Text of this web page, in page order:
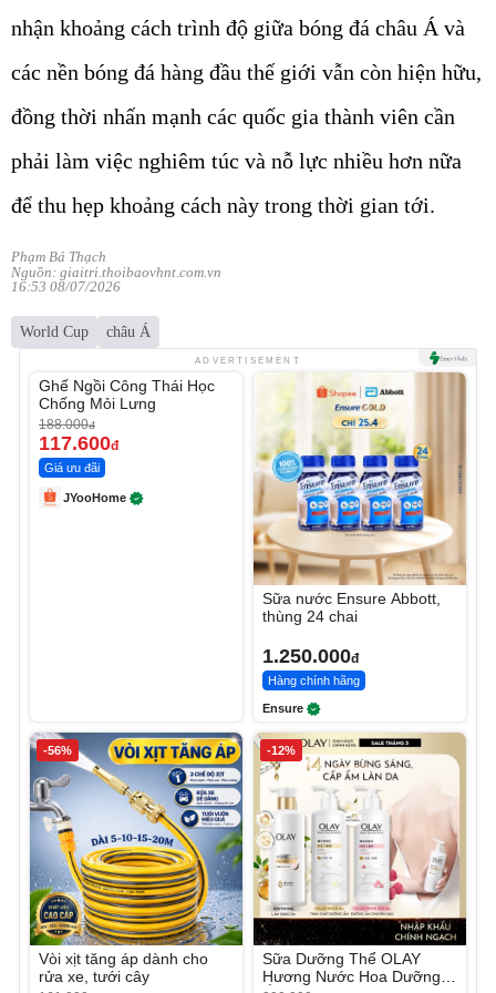
nhận khoảng cách trình độ giữa bóng đá châu Á và
các nền bóng đá hàng đầu thế giới vẫn còn hiện hữu,
đồng thời nhấn mạnh các quốc gia thành viên cần
phải làm việc nghiêm túc và nỗ lực nhiều hơn nữa
để thu hẹp khoảng cách này trong thời gian tới.
Phạm Bá Thạch
Nguồn: giaitri.thoibaovhnt.com.vn
16:53 08/07/2026
World Cup châu Á
ADVERTISEMENT
-37%
Ghế Ngồi Công Thái Học
Chống Mỏi Lưng
188.000đ
117.600đ
Giá ưu đãi
JYooHome
Sữa nước Ensure Abbott,
thùng 24 chai
1.250.000đ
Hàng chính hãng
Ensure
-56%
Vòi xịt tăng áp dành cho
rửa xe, tưới cây
-12%
Sữa Dưỡng Thể OLAY
Hương Nước Hoa Dưỡng